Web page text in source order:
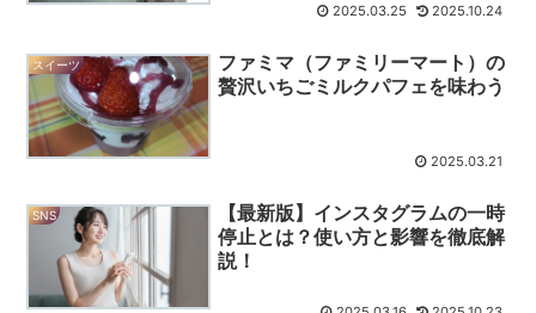
2025.03.25 2025.10.24
スイーツ
ファミマ（ファミリーマート）の
贅沢いちごミルクパフェを味わう
2025.03.21
SNS
【最新版】インスタグラムの一時
停止とは？使い方と影響を徹底解
説！